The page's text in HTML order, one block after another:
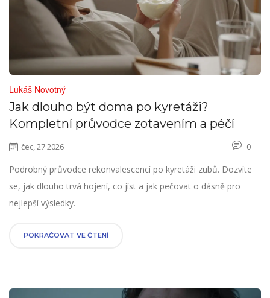
Lukáš Novotný
Jak dlouho být doma po kyretáži?
Kompletní průvodce zotavením a péčí
čec, 27 2026 0
Podrobný průvodce rekonvalescencí po kyretáži zubů. Dozvíte
se, jak dlouho trvá hojení, co jíst a jak pečovat o dásně pro
nejlepší výsledky.
POKRAČOVAT VE ČTENÍ